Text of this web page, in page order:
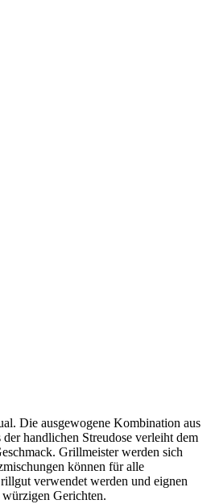
Die ausgewogene Kombination aus
handlichen Streudose verleiht dem
Grillmeister werden sich
können für alle
verwendet werden und eignen
Gerichten.